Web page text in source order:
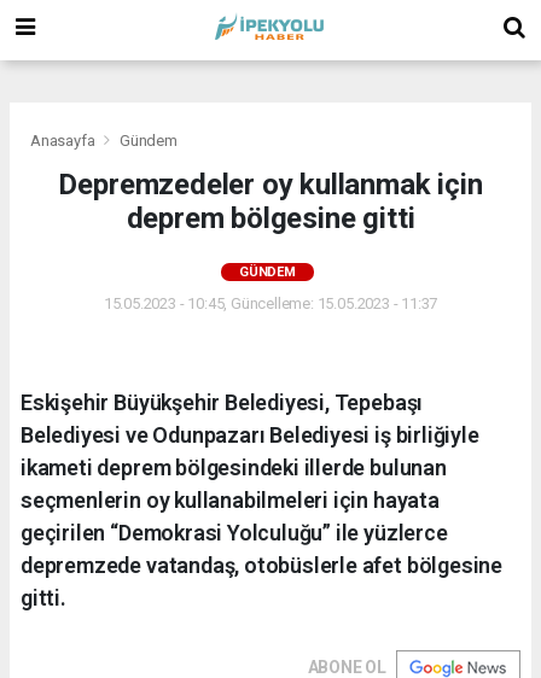
Anasayfa Gündem
Depremzedeler oy kullanmak için
deprem bölgesine gitti
GÜNDEM
15.05.2023 - 10:45, Güncelleme: 15.05.2023 - 11:37
Eskişehir Büyükşehir Belediyesi, Tepebaşı
Belediyesi ve Odunpazarı Belediyesi iş birliğiyle
ikameti deprem bölgesindeki illerde bulunan
seçmenlerin oy kullanabilmeleri için hayata
geçirilen “Demokrasi Yolculuğu” ile yüzlerce
depremzede vatandaş, otobüslerle afet bölgesine
gitti.
ABONE OL